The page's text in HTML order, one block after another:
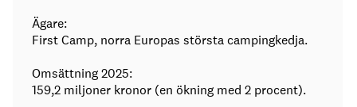
Ägare:
First Camp, norra Europas största campingkedja.
Omsättning 2025:
159,2 miljoner kronor (en ökning med 2 procent).